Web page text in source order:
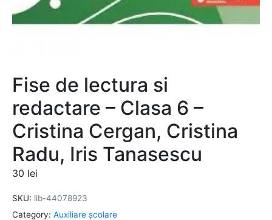
Fise de lectura si
redactare – Clasa 6 –
Cristina Cergan, Cristina
Radu, Iris Tanasescu
30 lei
SKU: lib-44078923
Category: Auxiliare şcolare